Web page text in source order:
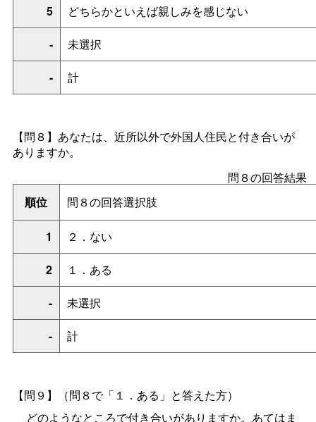
5 どちらかといえば親しみを感じない
- 未選択
- 計
【問８】 あなたは、近所以外で外国人住民と付き合いが
ありますか。
問８の回答結果
順位
問８の回答選択肢
1 ２．ない
2 １．ある
- 未選択
- 計
【問９】（問８で「１．ある」と答えた方）
どのようなところで付き合いがありますか。あてはま